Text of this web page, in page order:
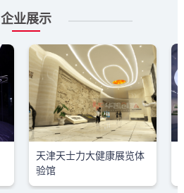
企业展示
天津天士力大健康展览体
验馆